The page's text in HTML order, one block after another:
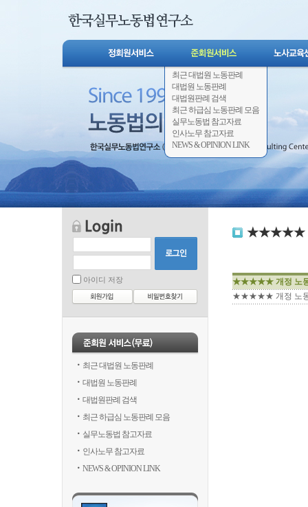
최근 대법원 노동판례
대법원 노동판례
대법원판례 검색
최근 하급심 노동판례 모음
실무노동법 참고자료
인사노무 참고자료
NEWS & OPINION LINK
아이디 저장
최근 대법원 노동판례
대법원 노동판례
대법원판례 검색
최근 하급심 노동판례 모음
실무노동법 참고자료
인사노무 참고자료
NEWS & OPINION LINK
★★★★★ 개
★★★★★ 개정 노동
★★★★★ 개정 노동